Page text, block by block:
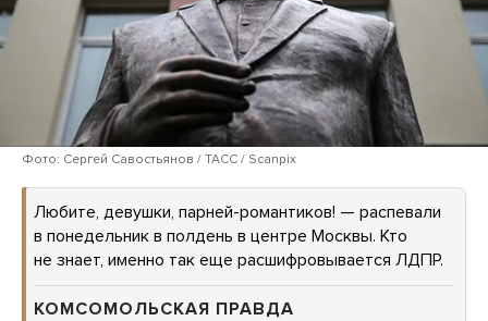
Фото: Сергей Савостьянов / ТАСС / Scanpix
Любите, девушки, парней-романтиков! — распевали
в понедельник в полдень в центре Москвы. Кто
не знает, именно так еще расшифровывается ЛДПР.
КОМСОМОЛЬСКАЯ ПРАВДА